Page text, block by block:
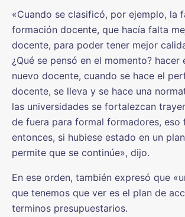
«Cuando se clasificó, por ejemplo, la
formación docente, que hacía falta
docente, para poder tener mejor
¿Qué se pensó en el momento? hacer
nuevo docente, cuando se hace el
docente, se lleva y se hace una
las universidades se fortalezcan
de fuera para formal formadores, eso
entonces, si hubiese estado en un
permite que se continúe», dijo.
En ese orden, también expresó que
que tenemos que ver es el plan de
terminos presupuestarios.